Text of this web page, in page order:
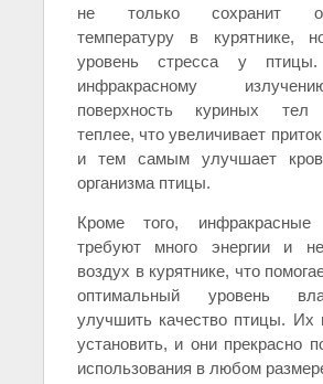
не только сохранит
температуру в курятнике,
уровень стресса у птицы.
инфракрасному
поверхность куриных тел
теплее, что увеличивает
и тем самым улучшает
организма птицы.
Кроме того,
требуют много энергии и
воздух в курятнике, что
оптимальный уровень
улучшить качество птицы. Их
установить, и они прекрасно
использования в любом